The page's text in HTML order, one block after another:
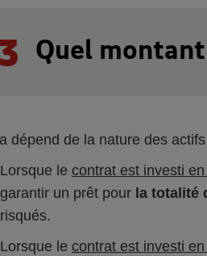
Quel
dépend de la nature des
Lorsque le contrat est investi
garantir un prêt pour la totalité
risqués.
Lorsque le contrat est investi